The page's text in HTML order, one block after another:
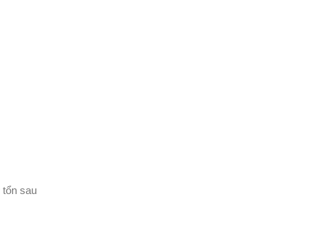
sau